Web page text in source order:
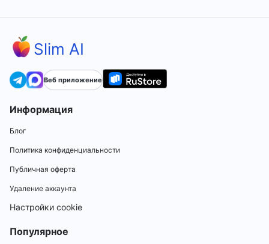
Slim AI
Веб приложение
Информация
Блог
Политика конфиденциальности
Публичная оферта
Удаление аккаунта
Настройки cookie
Популярное